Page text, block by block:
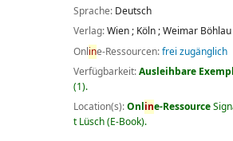
Sprache: Deutsch
Verlag:Wien ; Köln ;Weimar
Online-Ressourcen:frei zugänglich
Verfügbarkeit:Ausleihbare
(1).
Location(s):Online-Ressource
t Lüsch (E-Book).